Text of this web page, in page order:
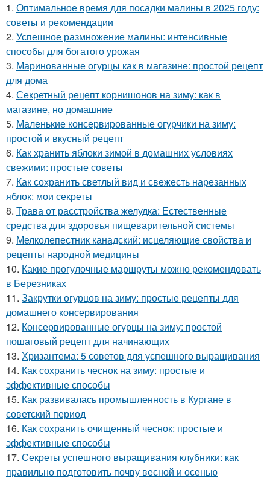
1. Оптимальное время для посадки малины в 2025 году:
советы и рекомендации
2. Успешное размножение малины: интенсивные
способы для богатого урожая
3. Маринованные огурцы как в магазине: простой рецепт
для дома
4. Секретный рецепт корнишонов на зиму: как в
магазине, но домашние
5. Маленькие консервированные огурчики на зиму:
простой и вкусный рецепт
6. Как хранить яблоки зимой в домашних условиях
свежими: простые советы
7. Как сохранить светлый вид и свежесть нарезанных
яблок: мои секреты
8. Трава от расстройства желудка: Естественные
средства для здоровья пищеварительной системы
9. Мелколепестник канадский: исцеляющие свойства и
рецепты народной медицины
10. Какие прогулочные маршруты можно рекомендовать
в Березниках
11. Закрутки огурцов на зиму: простые рецепты для
домашнего консервирования
12. Консервированные огурцы на зиму: простой
пошаговый рецепт для начинающих
13. Хризантема: 5 советов для успешного выращивания
14. Как сохранить чеснок на зиму: простые и
эффективные способы
15. Как развивалась промышленность в Кургане в
советский период
16. Как сохранить очищенный чеснок: простые и
эффективные способы
17. Секреты успешного выращивания клубники: как
правильно подготовить почву весной и осенью